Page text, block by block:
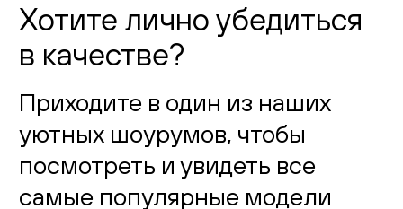
Хотите лично убедиться
в качестве?
Приходите в один из наших
уютных шоурумов, чтобы
посмотреть и увидеть все
самые популярные модели